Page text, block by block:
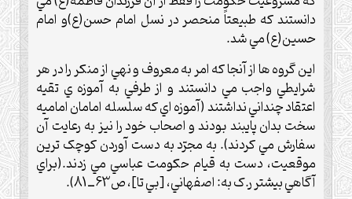
دانستند که طبيعتاً منحصر در نسل امام حسن(ع)و امام
حسين(ع) مي شد.
اين گروه ها از آنجا که امر به معروف و نهي از منکر را در هر
شرايطي واجب مي دانستند و از طرفي به آموزه ي تقيه
اعتقاد چنداني نداشتند (آموزه اي که سلسله امامان اماميه
سخت بدان پايبند بودند و اصحاب خود را نيز به رعايت آن
سفارش مي کردند). به مجرّد به دست آوردن کوچک ترين
موقعيت، دست به قيام حکومت عباسي مي زدند.(براي
آگاهي بيشتر ر.ک به: اصفهاني، [بي تا]، ص63 ــ 81).